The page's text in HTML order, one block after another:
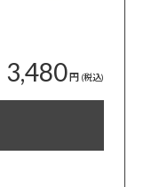
3,480円 (税込)